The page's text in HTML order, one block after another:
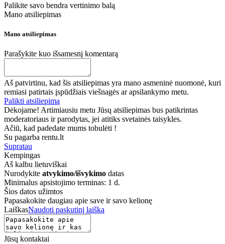
Palikite savo bendra vertinimo balą
Mano atsiliepimas
Mano atsiliepimas
Parašykite kuo išsamesnį komentarą
Aš patvirtinu, kad šis atsiliepimas yra mano asmeninė nuomonė, kuri
remiasi patirtais įspūdžiais viešnagės ar apsilankymo metu.
Palikti atsiliepimą
Dėkojame! Artimiausiu metu Jūsų atsiliepimas bus patikrintas
moderatoriaus ir parodytas, jei atitiks svetainės taisykles.
Ačiū, kad padedate mums tobulėti !
Su pagarba rentu.lt
Supratau
Kempingas
Aš kalbu lietuviškai
Nurodykite atvykimo/išvykimo datas
Minimalus apsistojimo terminas: 1 d.
Šios datos užimtos
Papasakokite daugiau apie save ir savo kelionę
LaiškasNaudoti paskutinį laišką
Jūsų kontaktai